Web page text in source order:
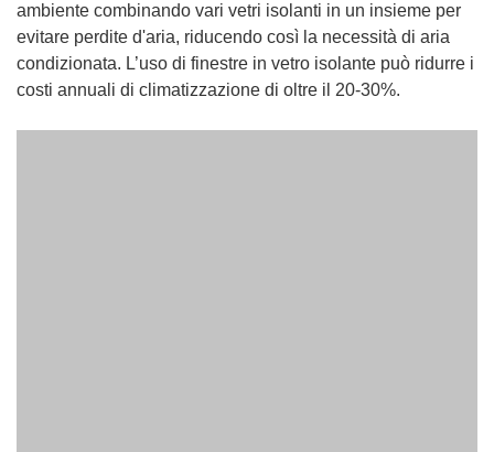
ambiente combinando vari vetri isolanti in un insieme per
evitare perdite d'aria, riducendo così la necessità di aria
condizionata. L’uso di finestre in vetro isolante può ridurre i
costi annuali di climatizzazione di oltre il 20-30%.